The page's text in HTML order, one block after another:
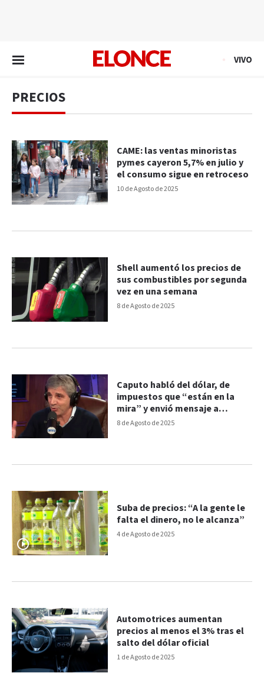
VIVO
PRECIOS
10 de Agosto de 2025
CAME: las ventas minoristas
pymes cayeron 5,7% en julio y
el consumo sigue en retroceso
8 de Agosto de 2025
Shell aumentó los precios de
sus combustibles por segunda
vez en una semana
8 de Agosto de 2025
Caputo habló del dólar, de
impuestos que “están en la
mira” y envió mensaje a
empresarios
4 de Agosto de 2025
Suba de precios: “A la gente le
falta el dinero, no le alcanza”
1 de Agosto de 2025
Automotrices aumentan
precios al menos el 3% tras el
salto del dólar oficial